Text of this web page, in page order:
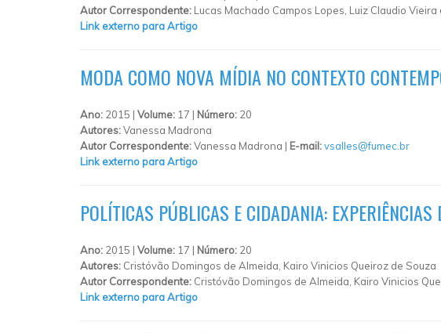
Autor Correspondente: Lucas Machado Campos Lopes, Luiz Claudio
Link externo para Artigo
MODA COMO NOVA MÍDIA NO CONTEXTO
Ano: 2015 | Volume: 17 | Número: 20
Autores:Vanessa Madrona
Autor Correspondente:Vanessa Madrona | E-mail:vsalles@fumec.br
Link externo para Artigo
POLÍTICAS PÚBLICAS E CIDADANIA:
Ano: 2015 | Volume: 17 | Número: 20
Autores: Cristóvão Domingos de Almeida, Kairo Vinicios Queiroz de Souza
Autor Correspondente: Cristóvão Domingos de Almeida, Kairo Vinicios
Link externo para Artigo